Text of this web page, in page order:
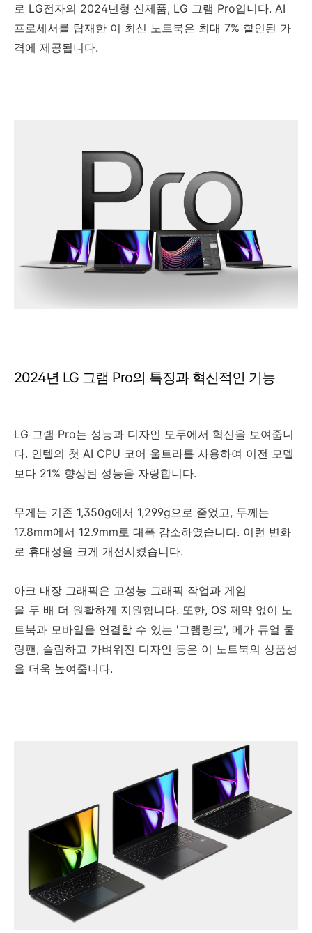
로 LG전자의 2024년형 신제품, LG 그램 Pro입니다. AI
프로세서를 탑재한 이 최신 노트북은 최대 7% 할인된 가
격에 제공됩니다.
2024년 LG 그램 Pro의 특징과 혁신적인 기능
LG 그램 Pro는 성능과 디자인 모두에서 혁신을 보여줍니
다. 인텔의 첫 AI CPU 코어 울트라를 사용하여 이전 모델
보다 21% 향상된 성능을 자랑합니다.
무게는 기존 1,350g에서 1,299g으로 줄었고, 두께는
17.8mm에서 12.9mm로 대폭 감소하였습니다. 이런 변화
로 휴대성을 크게 개선시켰습니다.
아크 내장 그래픽은 고성능 그래픽 작업과 게임
을 두 배 더 원활하게 지원합니다. 또한, OS 제약 없이 노
트북과 모바일을 연결할 수 있는 '그램링크', 메가 듀얼 쿨
링팬, 슬림하고 가벼워진 디자인 등은 이 노트북의 상품성
을 더욱 높여줍니다.